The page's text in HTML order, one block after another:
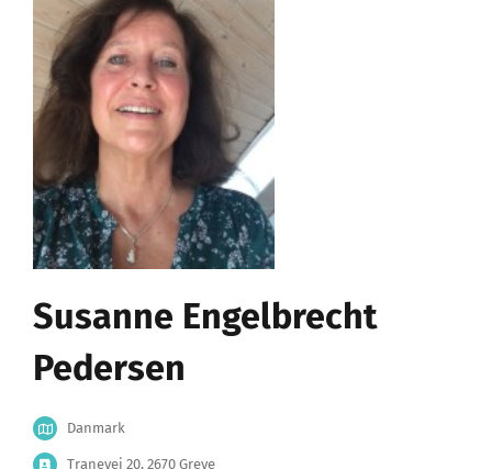
Susanne Engelbrecht
Pedersen
Danmark
Tranevej 20, 2670 Greve